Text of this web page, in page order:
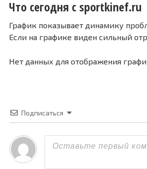
Что сегодня с sportkinef.ru
График показывает динамику
Если на графике виден сильный
Нет данных для отображения
Подписаться